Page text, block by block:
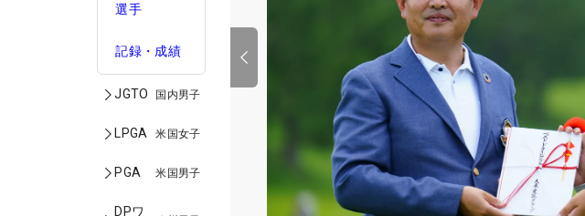
選手
記録・成績
JGTO 国内男子
LPGA 米国女子
PGA 米国男子
DPワ